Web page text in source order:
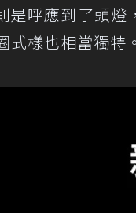
是呼應到了頭
式樣也相當獨特。